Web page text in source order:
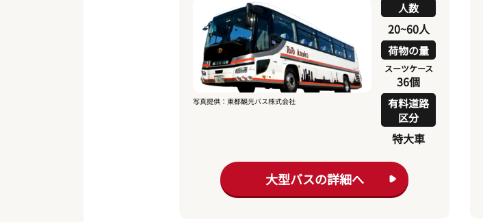
写真提供：東都観光バス株式会社
人数
20~60人
荷物の量
スーツケース
36個
有料道路
区分
特大車
大型バスの詳細へ